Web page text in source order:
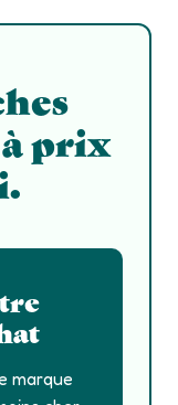
prix
marque